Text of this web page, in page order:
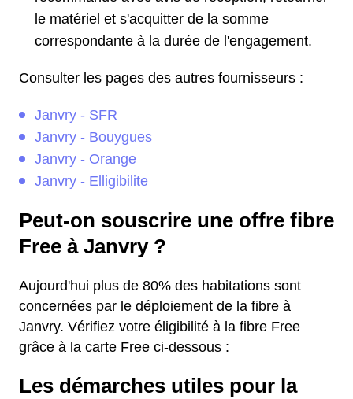
le matériel et s'acquitter de la somme
correspondante à la durée de l'engagement.
Consulter les pages des autres fournisseurs :
Janvry - SFR
Janvry - Bouygues
Janvry - Orange
Janvry - Elligibilite
Peut-on souscrire une offre fibre
Free à Janvry ?
Aujourd'hui plus de 80% des habitations sont
concernées par le déploiement de la fibre à
Janvry. Vérifiez votre éligibilité à la fibre Free
grâce à la carte Free ci-dessous :
Les démarches utiles pour la